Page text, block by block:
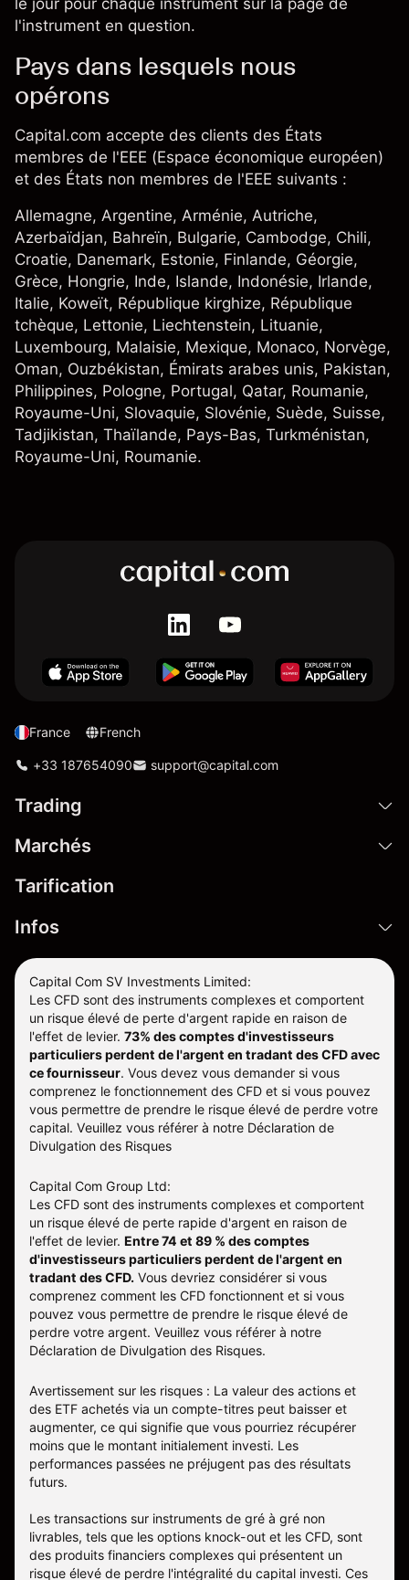
le jour pour chaque instrument sur la page de
l'instrument en question.
Pays dans lesquels nous
opérons
Capital.com accepte des clients des États
membres de l'EEE (Espace économique européen)
et des États non membres de l'EEE suivants :
Allemagne, Argentine, Arménie, Autriche,
Azerbaïdjan, Bahreïn, Bulgarie, Cambodge, Chili,
Croatie, Danemark, Estonie, Finlande, Géorgie,
Grèce, Hongrie, Inde, Islande, Indonésie, Irlande,
Italie, Koweït, République kirghize, République
tchèque, Lettonie, Liechtenstein, Lituanie,
Luxembourg, Malaisie, Mexique, Monaco, Norvège,
Oman, Ouzbékistan, Émirats arabes unis, Pakistan,
Philippines, Pologne, Portugal, Qatar, Roumanie,
Royaume-Uni, Slovaquie, Slovénie, Suède, Suisse,
Tadjikistan, Thaïlande, Pays-Bas, Turkménistan,
Royaume-Uni, Roumanie.
France French
+33 187654090 support@capital.com
Trading
Marchés
Tarification
Infos
Capital Com SV Investments Limited:
Les CFD sont des instruments complexes et comportent
un risque élevé de perte d'argent rapide en raison de
l'effet de levier. 73% des comptes d'investisseurs
particuliers perdent de l'argent en tradant des CFD avec
ce fournisseur. Vous devez vous demander si vous
comprenez le fonctionnement des CFD et si vous pouvez
vous permettre de prendre le risque élevé de perdre votre
capital. Veuillez vous référer à notre Déclaration de
Divulgation des Risques
Capital Com Group Ltd:
Les CFD sont des instruments complexes et comportent
un risque élevé de perte rapide d'argent en raison de
l'effet de levier. Entre 74 et 89 % des comptes
d'investisseurs particuliers perdent de l'argent en
tradant des CFD. Vous devriez considérer si vous
comprenez comment les CFD fonctionnent et si vous
pouvez vous permettre de prendre le risque élevé de
perdre votre argent. Veuillez vous référer à notre
Déclaration de Divulgation des Risques.
Avertissement sur les risques : La valeur des actions et
des ETF achetés via un compte-titres peut baisser et
augmenter, ce qui signifie que vous pourriez récupérer
moins que le montant initialement investi. Les
performances passées ne préjugent pas des résultats
futurs.
Les transactions sur instruments de gré à gré non
livrables, tels que les options knock-out et les CFD, sont
des produits financiers complexes qui présentent un
risque élevé de perdre l'intégralité du capital investi. Ces